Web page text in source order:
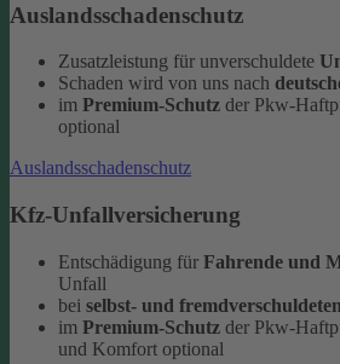
Auslandsschadenschutz
Zusatzleistung für unverschuldete
Schaden wird von uns nach
im Premium-Schutz der Pkw-
optional
Auslandsschadenschutz
Kfz-Unfallversicherung
Entschädigung für Fahrende und
Unfall
bei selbst- und fremdverschuldeten
im Premium-Schutz der Pkw-
und Komfort optional